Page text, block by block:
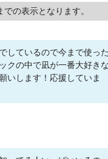
の表示となります。
しているので今まで使っ
クの中で凪が一番大好き
いします！応援していま